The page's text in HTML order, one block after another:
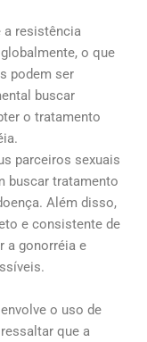
a resistência
o que
podem ser
buscar
o tratamento
parceiros sexuais
buscar tratamento
Além disso,
e consistente de
a gonorréia e
o uso de
que a